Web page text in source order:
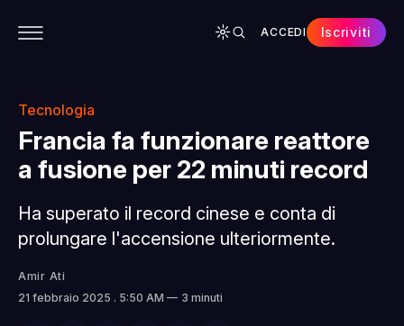
ACCEDI Iscriviti
Tecnologia
Francia fa funzionare reattore
a fusione per 22 minuti record
Ha superato il record cinese e conta di
prolungare l'accensione ulteriormente.
Amir Ati
21 febbraio 2025 . 5:50 AM 3 minuti